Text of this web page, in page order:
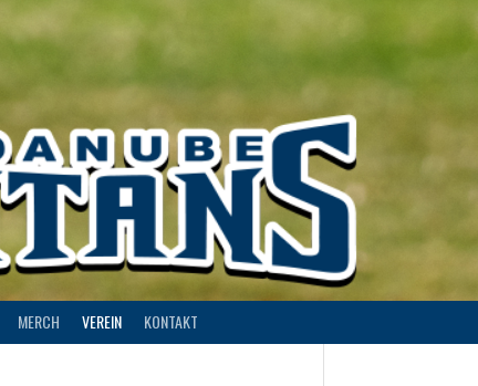
MERCH VEREIN KONTAKT